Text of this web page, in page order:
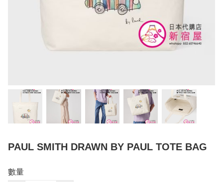
PAUL SMITH DRAWN BY PAUL TOTE BAG
數量